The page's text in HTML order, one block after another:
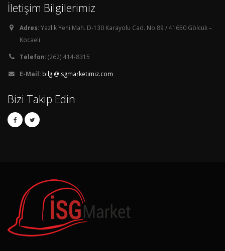
İletişim Bilgilerimiz
Adres:Yazlık Yeni Mah. D-130 Karayolu Cad. No.89 / 41650 Gölcük –
Kocaeli
Telefon:(262) 414-8315
E-Mail: bilgi@isgmarketimiz.com
Bizi Takip Edin